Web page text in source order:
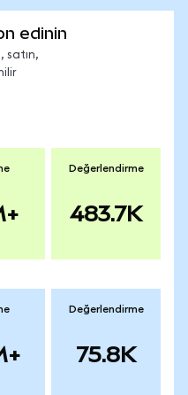
edinin
satın,
Değerlendirme
483.7K
Değerlendirme
75.8K